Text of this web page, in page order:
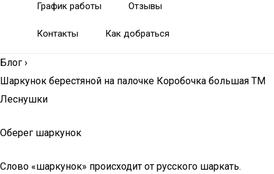
График работы Отзывы
Контакты Как добраться
Блог ›
Шаркунок берестяной на палочке Коробочка большая ТМ
Леснушки
Оберег шаркунок
Слово «шаркунок» происходит от русского шаркать.